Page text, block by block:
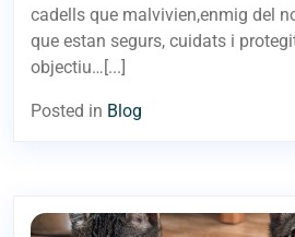
cadells que malvivien,enmig del
que estan segurs, cuidats i
objectiu…[...]
Posted in Blog